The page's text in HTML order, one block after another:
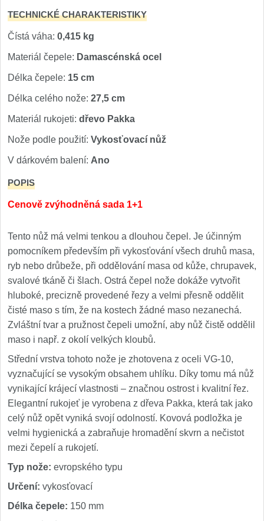
TECHNICKÉ CHARAKTERISTIKY
Čístá váha: 0,415 kg
Materiál čepele: Damascénská ocel
Délka čepele: 15 cm
Délka celého nože: 27,5 cm
Materiál rukojeti: dřevo Pakka
Nože podle použití: Vykosťovací nůž
V dárkovém balení: Ano
POPIS
Cenově zvýhodněná sada 1+1
Tento nůž má velmi tenkou a dlouhou čepel. Je účinným
pomocníkem především při vykosťování všech druhů masa,
ryb nebo drůbeže, při oddělování masa od kůže, chrupavek,
svalové tkáně či šlach. Ostrá čepel nože dokáže vytvořit
hluboké, precizně provedené řezy a velmi přesně oddělit
čisté maso s tím, že na kostech žádné maso nezanechá.
Zvláštní tvar a pružnost čepeli umožní, aby nůž čistě oddělil
maso i např. z okolí velkých kloubů.
Střední vrstva tohoto nože je zhotovena z oceli VG-10,
vyznačující se vysokým obsahem uhlíku. Díky tomu má nůž
vynikající krájecí vlastnosti – značnou ostrost i kvalitní řez.
Elegantní rukojeť je vyrobena z dřeva Pakka, která tak jako
celý nůž opět vyniká svojí odolností. Kovová podložka je
velmi hygienická a zabraňuje hromadění skvrn a nečistot
mezi čepelí a rukojetí.
Typ nože: evropského typu
Určení: vykosťovací
Délka čepele: 150 mm